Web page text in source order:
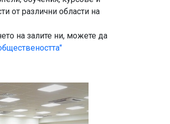
от различни области на
на залите ни, можете да